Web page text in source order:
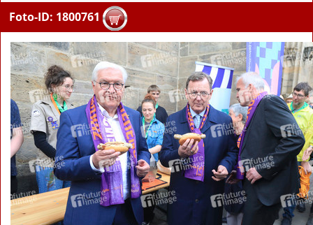
Foto-ID: 1800761